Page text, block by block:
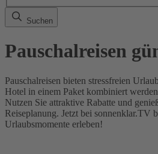
Suchen
Pauschalreisen
Pauschalreisen bieten stressfreien
Hotel in einem Paket kombiniert
Nutzen Sie attraktive Rabatte und
Reiseplanung. Jetzt bei sonnenklar.TV
Urlaubsmomente erleben!